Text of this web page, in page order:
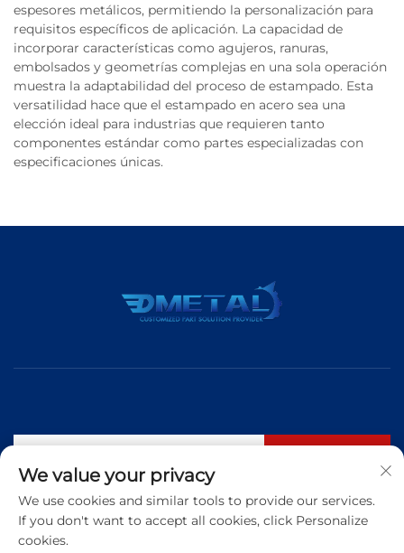
espesores metálicos, permitiendo la personalización para
requisitos específicos de aplicación. La capacidad de
incorporar características como agujeros, ranuras,
embolsados y geometrías complejas en una sola operación
muestra la adaptabilidad del proceso de estampado. Esta
versatilidad hace que el estampado en acero sea una
elección ideal para industrias que requieren tanto
componentes estándar como partes especializadas con
especificaciones únicas.
Tel: +86 183 5421 3960
We value your privacy
We use cookies and similar tools to provide our services.
If you don't want to accept all cookies, click Personalize
cookies.